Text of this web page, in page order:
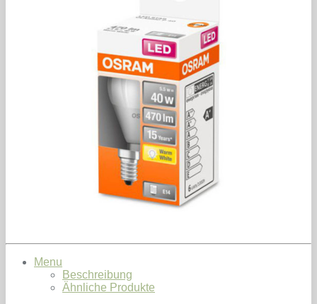
Menu
Beschreibung
Ähnliche Produkte